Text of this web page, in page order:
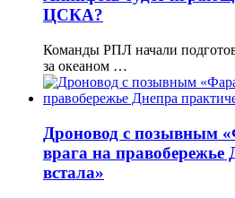
ЦСКА?
Команды РПЛ начали
за океаном …
Дроновод с позывным
врага на правобережье
встала»